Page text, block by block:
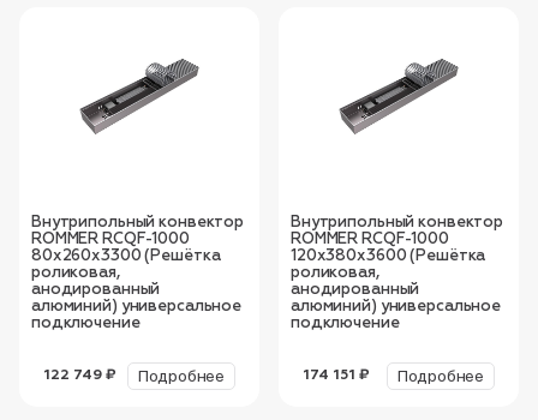
Внутрипольный конвектор
ROMMER RCQF-1000
80х260х3300 (Решётка
роликовая,
анодированный
алюминий) универсальное
подключение
122 749 ₽ Подробнее
Внутрипольный конвектор
ROMMER RCQF-1000
120х380х3600 (Решётка
роликовая,
анодированный
алюминий) универсальное
подключение
174 151 ₽ Подробнее